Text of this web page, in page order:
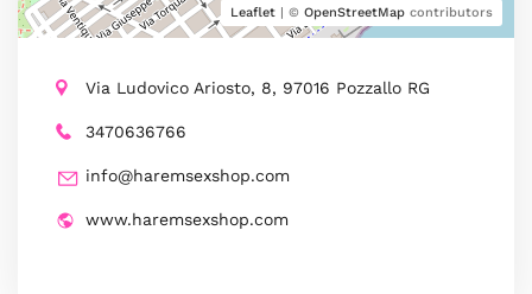
Leaflet | © OpenStreetMap contributors
Via Ludovico Ariosto, 8, 97016 Pozzallo RG
3470636766
info@haremsexshop.com
www.haremsexshop.com